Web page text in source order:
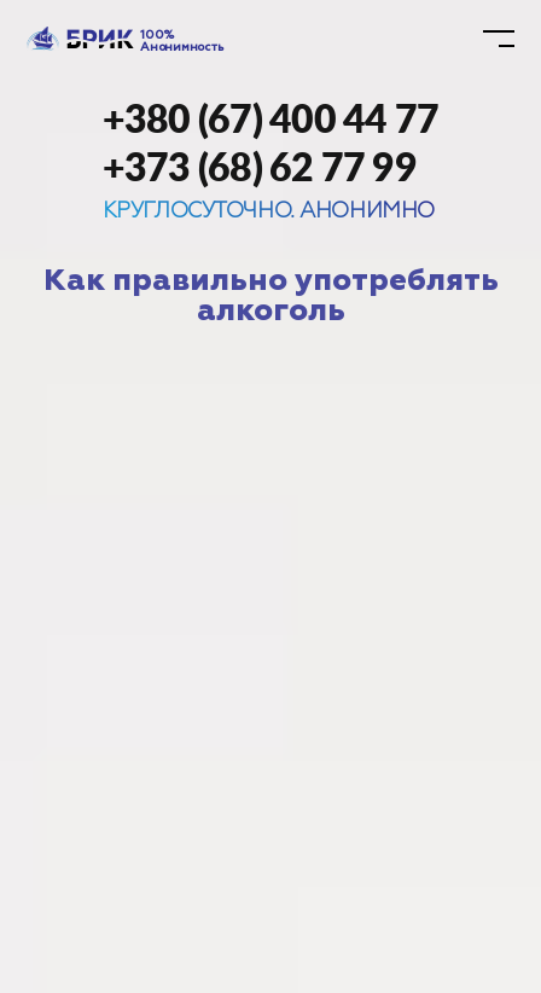
100%
Анонимность
+380 (67) 400 44 77
+373 (68) 62 77 99
КРУГЛОСУТОЧНО. АНОНИМНО
Как правильно употреблять
алкоголь